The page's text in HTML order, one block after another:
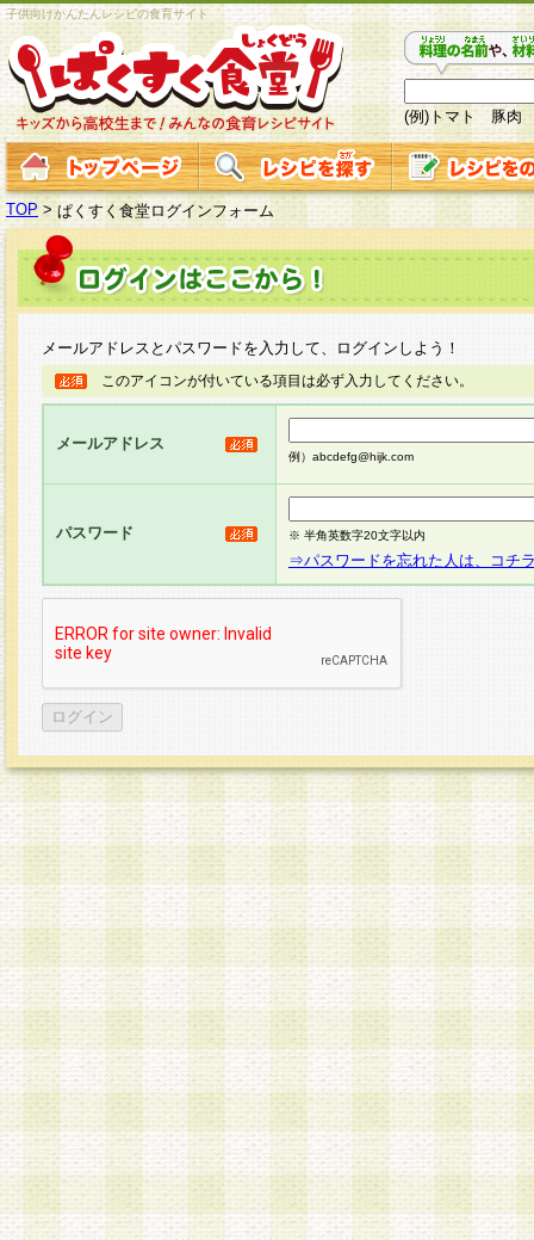
子供向けかんたんレシピの食育サイト
(例)トマト 豚肉
TOP > ぱくすく食堂ログインフォーム
メールアドレスとパスワードを入力して、ログインしよう！
このアイコンが付いている項目は必ず入力してください。
メールアドレス
例）abcdefg@hijk.com
パスワード ※ 半角英数字20文字以内
⇒パスワードを忘れた人は、コチ